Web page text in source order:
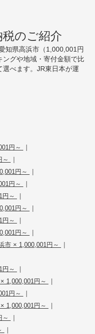
のご紹介
知県高浜市（1,000,001円
グや地域・寄付金額で比
べます。JR東日本が運
円～ |
|
円～ |
円～ |
～ |
円～ |
～ |
円～ |
市 × 1,000,001円～ |
～ |
1,000,001円～ |
円～ |
1,000,001円～ |
|
|